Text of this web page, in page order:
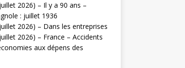
2026) – Il y a 90 ans –
: juillet 1936
2026) – Dans les entreprises
2026) – France – Accidents
aux dépens des